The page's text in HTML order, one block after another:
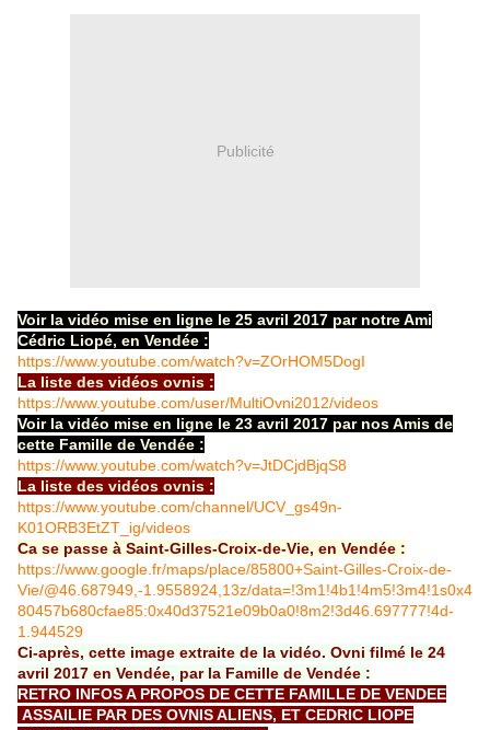
Publicité
Voir la vidéo mise en ligne le 25 avril 2017 par notre Ami
Cédric Liopé, en Vendée :
https://www.youtube.com/watch?v=ZOrHOM5DogI
La liste des vidéos ovnis :
https://www.youtube.com/user/MultiOvni2012/videos
Voir la vidéo mise en ligne le 23 avril 2017 par nos Amis de
cette Famille de Vendée :
https://www.youtube.com/watch?v=JtDCjdBjqS8
La liste des vidéos ovnis :
https://www.youtube.com/channel/UCV_gs49n-
K01ORB3EtZT_ig/videos
Ca se passe à Saint-Gilles-Croix-de-Vie, en Vendée :
https://www.google.fr/maps/place/85800+Saint-Gilles-Croix-de-
Vie/@46.687949,-1.9558924,13z/data=!3m1!4b1!4m5!3m4!1s0x4
80457b680cfae85:0x40d37521e09b0a0!8m2!3d46.697777!4d-
1.944529
Ci-après, cette image extraite de la vidéo. Ovni filmé le 24
avril 2017 en Vendée, par la Famille de Vendée :
RETRO INFOS A PROPOS DE CETTE FAMILLE DE VENDEE
ASSAILIE PAR DES OVNIS ALIENS, ET CEDRIC LIOPE